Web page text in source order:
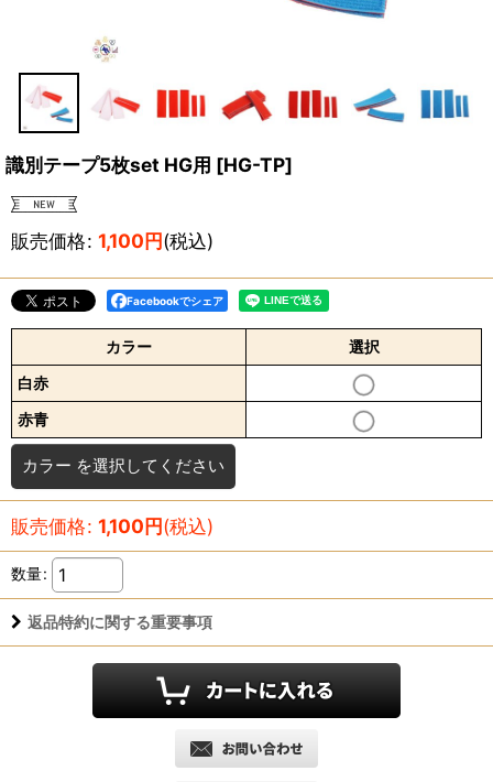
識別テープ5枚set HG用 [HG-TP]
販売価格: 1,100円(税込)
Facebookでシェア
カラー
選択
白赤
赤青
カラー を選択してください
販売価格: 1,100円(税込)
数量:
返品特約に関する重要事項